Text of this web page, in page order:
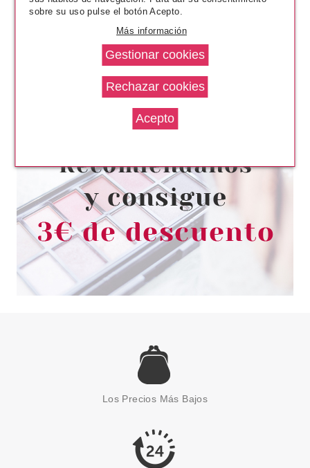
ESSENCE
FRIENDS NECESER DE
MAQUILLAJE
ESSENCE
ESSENCE HELLO HAPPINESS!
BROCHA STROBING
3.60€
Los Precios Más Bajos
sobre su uso pulse el botón Acepto.
Más información